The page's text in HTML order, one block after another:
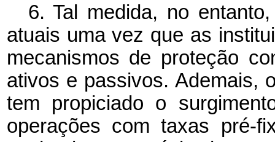
6.Tal medida, no
atuais uma vez que as
mecanismos de proteção
ativos e passivos. Ademais,
tem propiciado o
operações com taxas pré-